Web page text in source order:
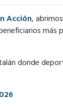
Acción,
más
donde